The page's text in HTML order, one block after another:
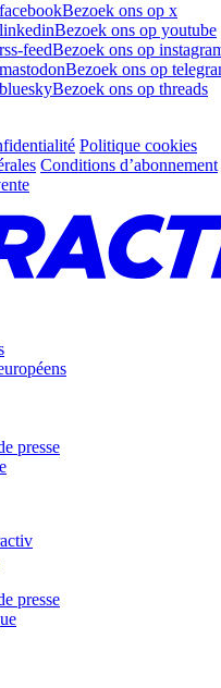
Bezoek ons op x
Bezoek ons op youtube
feedBezoek ons op
Bezoek ons op
Bezoek ons op threads
Politique cookies
Conditions d’abonnement
presse
presse